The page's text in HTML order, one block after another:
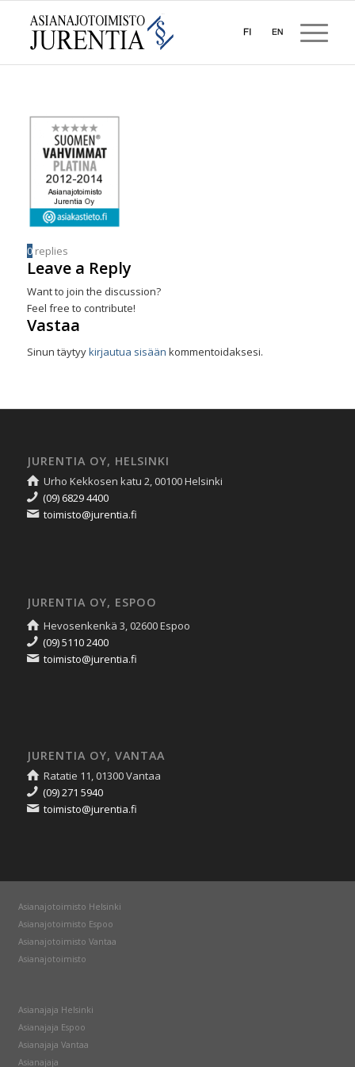
0 replies
Leave a Reply
Want to join the discussion?
Feel free to contribute!
Vastaa
Sinun täytyykirjautua sisään kommentoidaksesi.
JURENTIA OY, HELSINKI
Urho Kekkosen katu 2, 00100 Helsinki
(09) 6829 4400
toimisto@jurentia.fi
JURENTIA OY, ESPOO
Hevosenkenkä 3, 02600 Espoo
(09) 5110 2400
toimisto@jurentia.fi
JURENTIA OY, VANTAA
Ratatie 11, 01300 Vantaa
(09) 271 5940
toimisto@jurentia.fi
Asianajotoimisto Helsinki
Asianajotoimisto Espoo
Asianajotoimisto Vantaa
Asianajotoimisto
Asianajaja Helsinki
Asianajaja Espoo
Asianajaja Vantaa
Asianajaja